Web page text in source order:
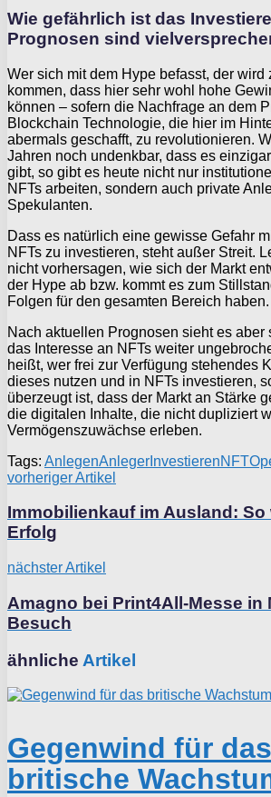
Wie gefährlich ist das
Prognosen sind
Wer sich mit dem Hype befasst, der wird
kommen, dass hier sehr wohl hohe
können – sofern die Nachfrage an dem
Blockchain Technologie, die hier im
abermals geschafft, zu revolutionieren.
Jahren noch undenkbar, dass es
gibt, so gibt es heute nicht nur
NFTs arbeiten, sondern auch private
Spekulanten.
Dass es natürlich eine gewisse Gefahr
NFTs zu investieren, steht außer Streit.
nicht vorhersagen, wie sich der Markt
der Hype ab bzw. kommt es zum
Folgen für den gesamten Bereich haben.
Nach aktuellen Prognosen sieht es aber
das Interesse an NFTs weiter
heißt, wer frei zur Verfügung stehendes
dieses nutzen und in NFTs investieren,
überzeugt ist, dass der Markt an Stärke
die digitalen Inhalte, die nicht dupliziert
Vermögenszuwächse erleben.
Tags: AnlegenAnleger InvestierenNFT
vorheriger Artikel
Immobilienkauf im Ausland: So
Erfolg
nächster Artikel
Amagno bei Print4All-Messe in
Besuch
ähnliche Artikel
Gegenwind für das
britische